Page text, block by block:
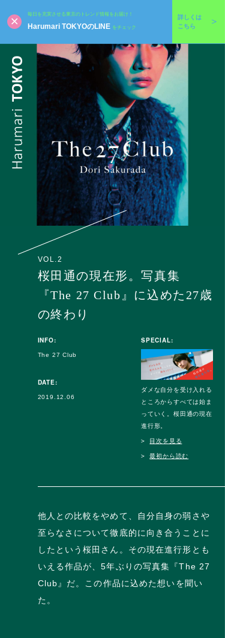
毎日を充実させる東京のトレンド情報をお届け！
Harumari TOKYOのLINE をチェック
詳しくは
こちら
VOL.2
桜田通の現在形。写真集
『The 27 Club』に込めた27歳
の終わり
INFO:
The 27 Club
DATE:
2019.12.06
SPECIAL:
ダメな自分を受け入れる
ところからすべては始ま
っていく。桜田通の現在
進行形。
目次を見る
最初から読む
他人との比較をやめて、自分自身の弱さや
至らなさについて徹底的に向き合うことに
したという桜田さん。その現在進行形とも
いえる作品が、5年ぶりの写真集『The 27
Club』だ。この作品に込めた想いを聞い
た。